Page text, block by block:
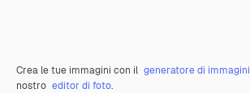
Crea le tue immagini con il generatore di immagini
nostro editor di foto.